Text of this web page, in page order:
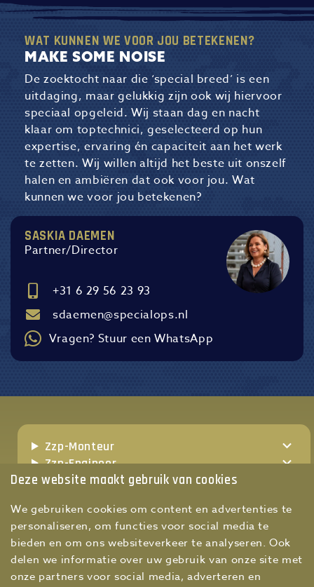
Deze website maakt gebruik van cookies
We gebruiken cookies om content en advertenties te
personaliseren, om functies voor social media te
bieden en om ons websiteverkeer te analyseren. Ook
delen we informatie over uw gebruik van onze site met
onze partners voor social media, adverteren en
WAT KUNNEN WE VOOR JOU BETEKENEN?
MAKE SOME NOISE
De zoektocht naar die ‘special breed’ is een
uitdaging, maar gelukkig zijn ook wij hiervoor
speciaal opgeleid. Wij staan dag en nacht
klaar om toptechnici, geselecteerd op hun
expertise, ervaring én capaciteit aan het werk
te zetten. Wij willen altijd het beste uit onszelf
halen en ambiëren dat ook voor jou. Wat
kunnen we voor jou betekenen?
SASKIA DAEMEN
Partner/Director
+31 6 29 56 23 93
sdaemen@specialops.nl
Vragen? Stuur een WhatsApp
Zzp-Monteur
Zzp-Engineer
Zzp-Werkvoorbereider
Zzp-Maintenance manager
Zzp-Hoofd technische dienst